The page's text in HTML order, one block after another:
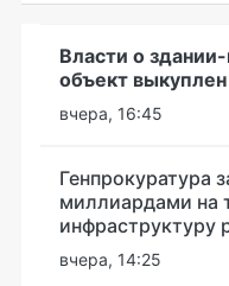
Власти о
объект
вчера, 16:45
Генпрокуратура
миллиардами на
инфраструктуру
вчера, 14:25